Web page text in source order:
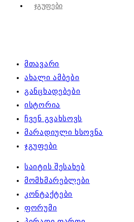
Ჯგუფები
მთავარი
ახალი ამბები
განცხადებები
ისტორია
ჩვენ გვახსოვს
მარადიული ხსოვნა
ჯგუფები
საიტის შესახებ
მომხმარებლები
კონტაქტები
ფორუმი